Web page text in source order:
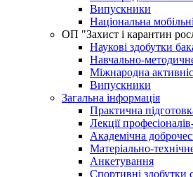
Випускники
Національна
OП "Захист і карантин
Наукові здобутки
Навчально-
Міжнародна
Випускники
Загальна інформація
Практична
Лекції
Академічна
Матеріально-
Анкетування
Спортивні здобутки